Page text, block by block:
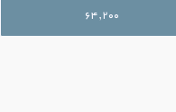
۶۴,۲۰۰